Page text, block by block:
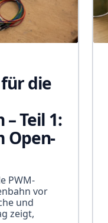
die
Teil 1:
Open-
PWM-
vor
und
zeigt,